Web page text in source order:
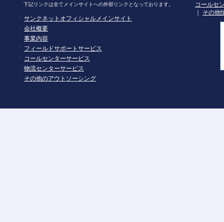
下記リンクは全てメインサイトへの外部リンクとなっております。
サンクネットオフィシャルメインサイト
会社概要
事業内容
フィールドサポートサービス
コールセンターサービス
物流センターサービス
その他のアウトソーシング
コールセ
その他